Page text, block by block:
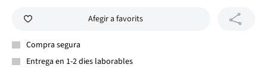
Afegir a favorits
Compra segura
Entrega en 1-2 dies laborables